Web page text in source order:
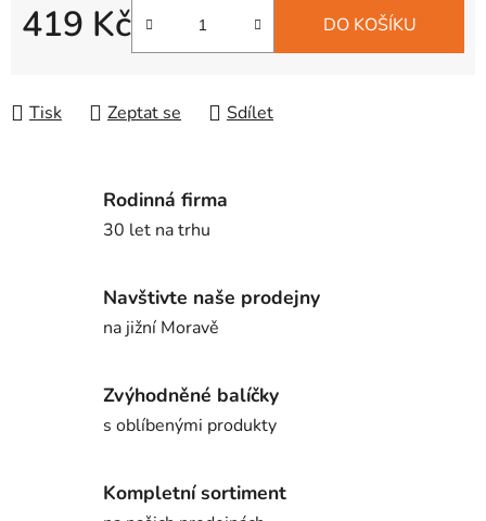
419 Kč DO KOŠÍKU
Tisk Zeptat se Sdílet
Rodinná firma
30 let na trhu
Navštivte naše prodejny
na jižní Moravě
Zvýhodněné balíčky
s oblíbenými produkty
Kompletní sortiment